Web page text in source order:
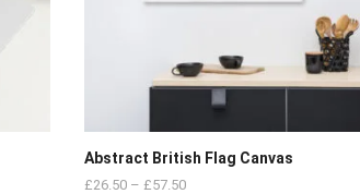
Abstract British Flag Canvas
£26.50 – £57.50